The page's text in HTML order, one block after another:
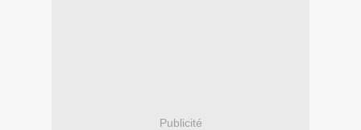
Publicité